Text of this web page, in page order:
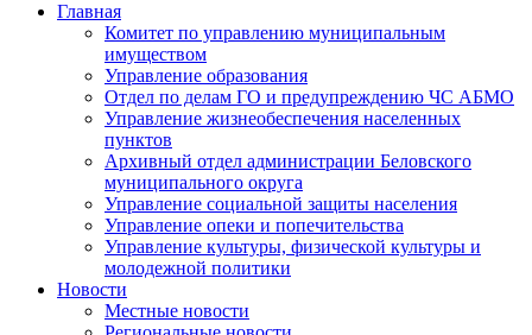
Главная
Комитет по управлению муниципальным
имуществом
Управление образования
Отдел по делам ГО и предупреждению ЧС АБМО
Управление жизнеобеспечения населенных
пунктов
Архивный отдел администрации Беловского
муниципального округа
Управление социальной защиты населения
Управление опеки и попечительства
Управление культуры, физической культуры и
молодежной политики
Новости
Местные новости